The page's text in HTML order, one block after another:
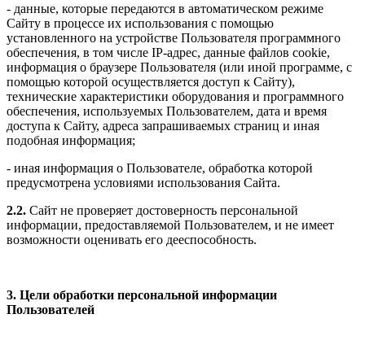
- данные, которые передаются в автоматическом режиме
Сайту в процессе их использования с помощью
установленного на устройстве Пользователя программного
обеспечения, в том числе IP-адрес, данные файлов cookie,
информация о браузере Пользователя (или иной программе, с
помощью которой осуществляется доступ к Сайту),
технические характеристики оборудования и программного
обеспечения, используемых Пользователем, дата и время
доступа к Сайту, адреса запрашиваемых страниц и иная
подобная информация;
- иная информация о Пользователе, обработка которой
предусмотрена условиями использования Сайта.
2.2. Сайт не проверяет достоверность персональной
информации, предоставляемой Пользователем, и не имеет
возможности оценивать его дееспособность.
3. Цели обработки персональной информации
Пользователей